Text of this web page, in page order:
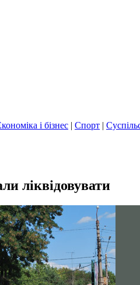
і бізнес | Спорт |
ліквідовувати